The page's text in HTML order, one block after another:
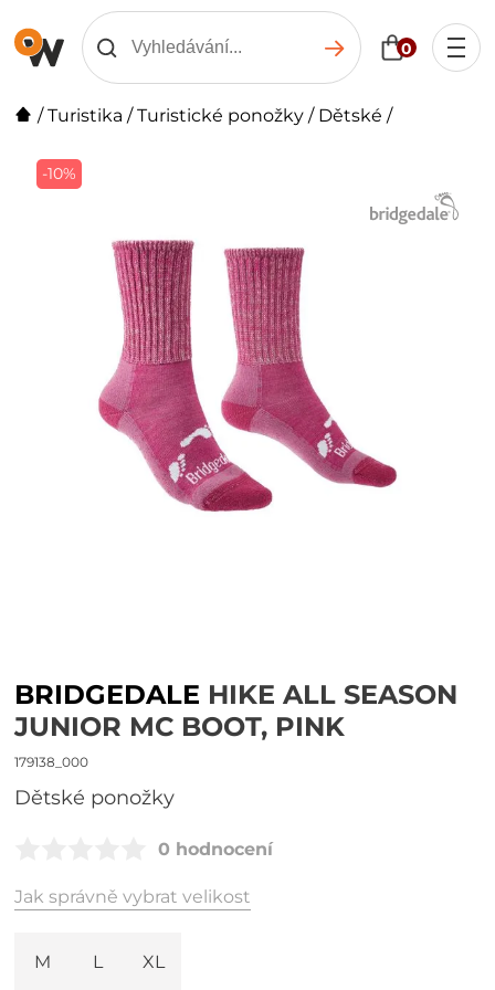
0
/Turistika /Turistické ponožky / Dětské /
-10%
BRIDGEDALE HIKE ALL SEASON
JUNIOR MC BOOT, PINK
179138_000
dětské ponožky
0 hodnocení
Jak správně vybrat velikost
M L XL